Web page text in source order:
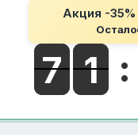
Акция -